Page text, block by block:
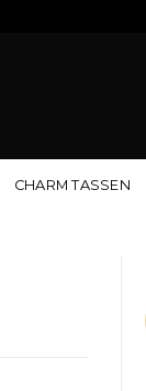
CHARM TASSEN